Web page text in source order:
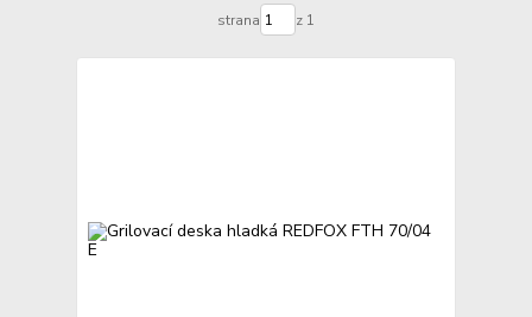
strana z 1